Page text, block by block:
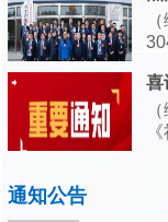
喜
通知公告